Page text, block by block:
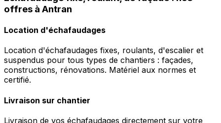
offres à Antran
Location d'échafaudages
Location d'échafaudages fixes, roulants, d'escalier et
suspendus pour tous types de chantiers : façades,
constructions, rénovations. Matériel aux normes et
certifié.
Livraison sur chantier
Livraison de vos échafaudages directement sur votre